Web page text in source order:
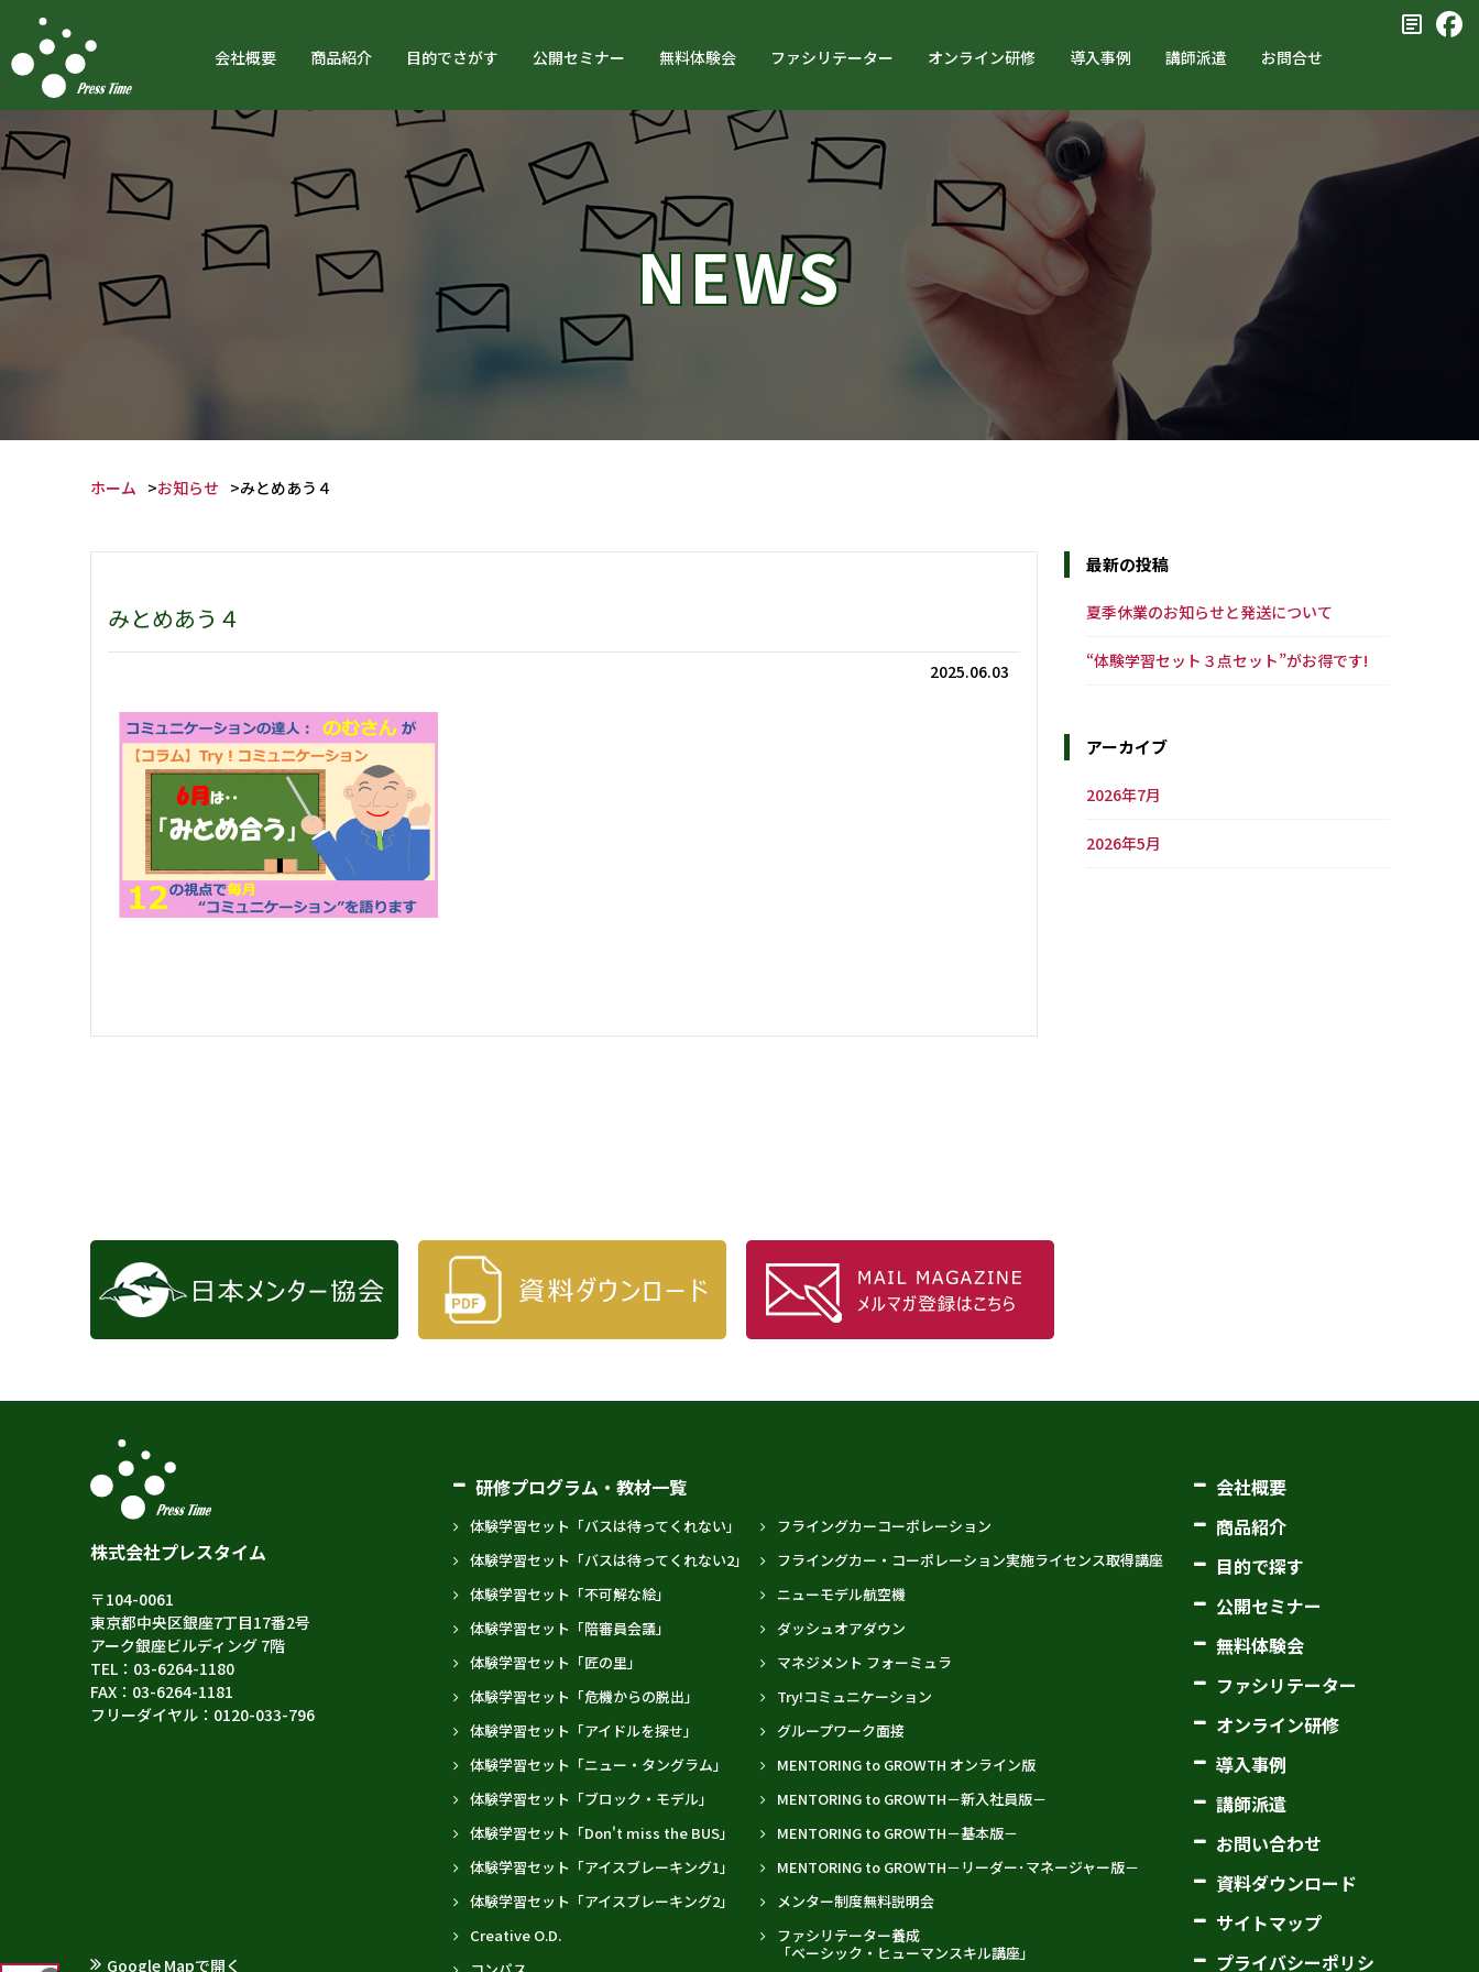
会社概要 商品紹介 目的でさがす 公開セミナー 無料体験会 ファシリテーター オンライン研修 導入事例 講師派遣 お問合せ
NEWS
ホーム お知らせ みとめあう４
みとめあう４
2025.06.03
最新の投稿
夏季休業のお知らせと発送について
“体験学習セット３点セット”がお得です!
アーカイブ
2026年7月
2026年5月
株式会社プレスタイム
〒104-0061
東京都中央区銀座7丁目17番2号
アーク銀座ビルディング 7階
TEL：03-6264-1180
FAX：03-6264-1181
フリーダイヤル：0120-033-796
Google Mapで開く
研修プログラム・教材一覧
体験学習セット「バスは待ってくれない」
体験学習セット「バスは待ってくれない2」
体験学習セット「不可解な絵」
体験学習セット「陪審員会議」
体験学習セット「匠の里」
体験学習セット「危機からの脱出」
体験学習セット「アイドルを探せ」
体験学習セット「ニュー・タングラム」
体験学習セット「ブロック・モデル」
体験学習セット「Don't miss the BUS」
体験学習セット「アイスブレーキング1」
体験学習セット「アイスブレーキング2」
Creative O.D.
フライングカーコーポレーション
フライングカー・コーポレーション実施ライセンス取得講座
ニューモデル航空機
ダッシュオアダウン
マネジメント フォーミュラ
Try!コミュニケーション
グループワーク面接
MENTORING to GROWTH オンライン版
MENTORING to GROWTH－新入社員版－
MENTORING to GROWTH－基本版－
MENTORING to GROWTH－リーダー･マネージャー版－
メンター制度無料説明会
ファシリテーター養成
「ベーシック・ヒューマンスキル講座」
会社概要
商品紹介
目的で探す
公開セミナー
無料体験会
ファシリテーター
オンライン研修
導入事例
講師派遣
お問い合わせ
資料ダウンロード
サイトマップ
プライバシーポリシ